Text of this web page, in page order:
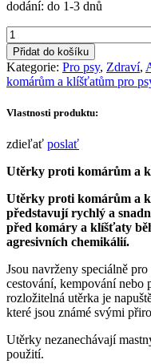
dodání: do 1-3 dnů
Utěrky
proti
komárům
a
klíšťatům
psy
citronella
Přidat do košíku
Kategorie: Pro psy, Zdraví,
komárům a klíšťatům pro
Vlastnosti produktu:
zdieľať poslať
Utěrky proti komárům a
Utěrky proti komárům a
představují rychlý a
před komáry a klíšťaty
agresivních chemikálií.
Jsou navrženy speciálně
cestování, kempování nebo
rozložitelná utěrka je
které jsou známé svými
Utěrky nezanechávají
použití.